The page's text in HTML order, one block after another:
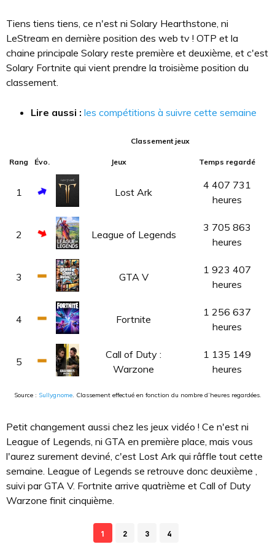
Tiens tiens tiens, ce n'est ni Solary Hearthstone, ni
LeStream en dernière position des web tv ! OTP et la
chaine principale Solary reste première et deuxième, et c'est
Solary Fortnite qui vient prendre la troisième position du
classement.
Lire aussi : les compétitions à suivre cette semaine
Classement jeux
Rang Évo. Jeux Temps regardé
1 Lost Ark
4 407 731
heures
2 League of Legends
3 705 863
heures
3 GTA V
1 923 407
heures
4 Fortnite
1 256 637
heures
5
Call of Duty :
Warzone
1 135 149
heures
Source : Sullygnome. Classement effectué en fonction du nombre d’heures regardées.
Petit changement aussi chez les jeux vidéo ! Ce n'est ni
League of Legends, ni GTA en première place, mais vous
l'aurez surement deviné, c'est Lost Ark qui râffle tout cette
semaine. League of Legends se retrouve donc deuxième ,
suivi par GTA V. Fortnite arrive quatrième et Call of Duty
Warzone finit cinquième.
1 2 3 4